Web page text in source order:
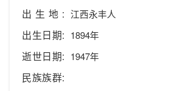
出生地: 江西永丰人
出生日期: 1894年
逝世日期: 1947年
民族族群: